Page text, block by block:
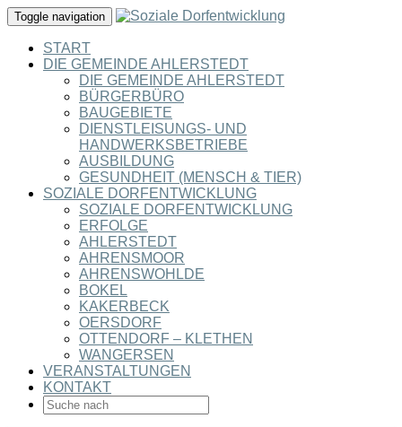
Toggle navigation
START
DIE GEMEINDE AHLERSTEDT
DIE GEMEINDE AHLERSTEDT
BÜRGERBÜRO
BAUGEBIETE
DIENSTLEISUNGS- UND
HANDWERKSBETRIEBE
AUSBILDUNG
GESUNDHEIT (MENSCH & TIER)
SOZIALE DORFENTWICKLUNG
SOZIALE DORFENTWICKLUNG
ERFOLGE
AHLERSTEDT
AHRENSMOOR
AHRENSWOHLDE
BOKEL
KAKERBECK
OERSDORF
OTTENDORF – KLETHEN
WANGERSEN
VERANSTALTUNGEN
KONTAKT
SEARCH
ICON